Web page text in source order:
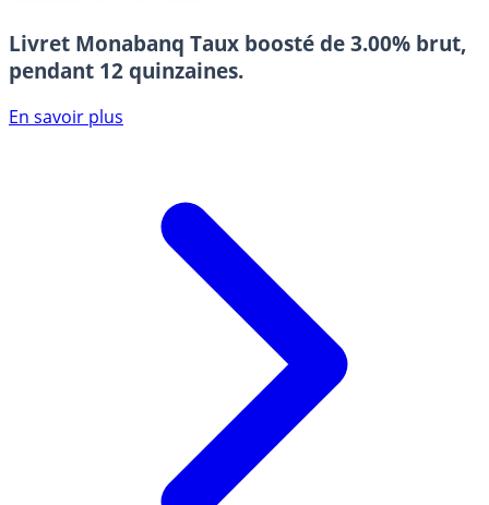
Livret Monabanq Taux boosté de 3.00% brut,
pendant 12 quinzaines.
En savoir plus